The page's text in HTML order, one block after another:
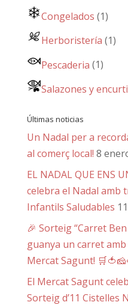
Congelados (1)
Herboristería (1)
Pescaderia (1)
Salazones y
Últimas noticias
Un Nadal per a
al comerç local! 8
EL NADAL QUE ENS
celebra el Nadal amb
Infantils Saludables
🎉 Sorteig “Carret
guanya un carret
Mercat Sagunt!
El Mercat Sagunt
Sorteig d’11 Cistelles